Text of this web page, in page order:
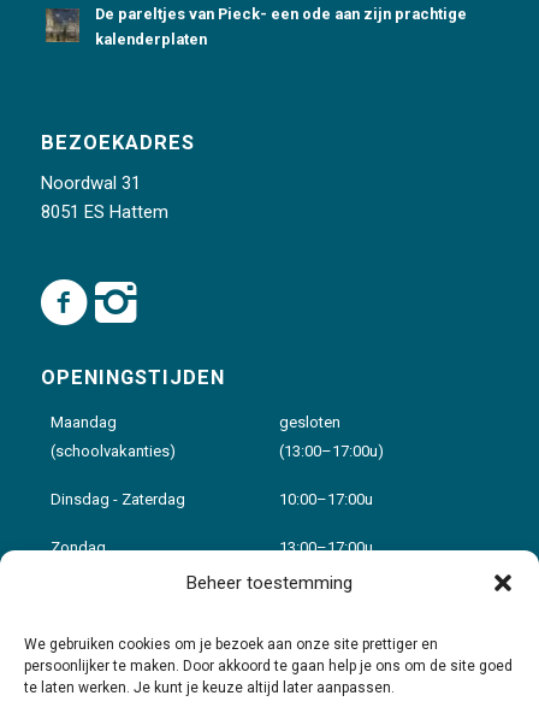
Beheer toestemming
We gebruiken cookies om je bezoek aan onze site prettiger en
persoonlijker te maken. Door akkoord te gaan help je ons om de site goed
te laten werken. Je kunt je keuze altijd later aanpassen.
De pareltjes van Pieck- een ode aan zijn prachtige
kalenderplaten
BEZOEKADRES
Noordwal 31
8051 ES Hattem
OPENINGSTIJDEN
Maandag
(schoolvakanties)
gesloten
(13:00–17:00u)
Dinsdag - Zaterdag 10:00–17:00u
Zondag 13:00–17:00u
Openingstijden